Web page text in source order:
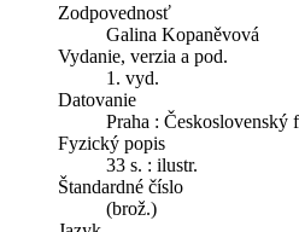
Zodpovednosť
Galina Kopaněvová
Vydanie, verzia a pod.
1. vyd.
Datovanie
Praha : Československý
Fyzický popis
33 s. : ilustr.
Štandardné číslo
(brož.)